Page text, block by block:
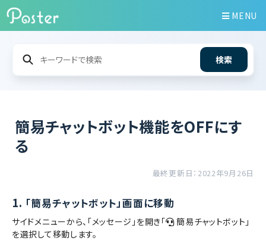
MENU
検索
簡易チャットボット機能をOFFにす
る
最終更新日：2022年9月26日
1. 「簡易チャットボット」画面に移動
サイドメニューから、「メッセージ」を開き「
簡易チャットボット」
を選択して移動します。